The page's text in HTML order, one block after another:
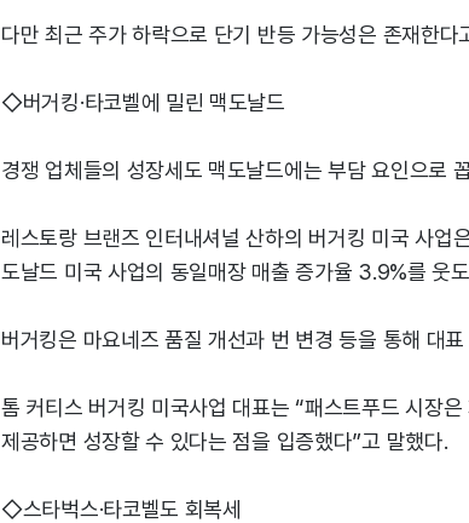
다만 최근 주가 하락으로 단기 반등 가능성은 존재한다
◇버거킹·타코벨에 밀린 맥도날드
경쟁 업체들의 성장세도 맥도날드에는 부담 요인으로
레스토랑 브랜즈 인터내셔널 산하의 버거킹 미국 사업
도날드 미국 사업의 동일매장 매출 증가율 3.9%를 웃
버거킹은 마요네즈 품질 개선과 번 변경 등을 통해 대
톰 커티스 버거킹 미국사업 대표는 “패스트푸드 시장
제공하면 성장할 수 있다는 점을 입증했다”고 말했다.
◇스타벅스·타코벨도 회복세